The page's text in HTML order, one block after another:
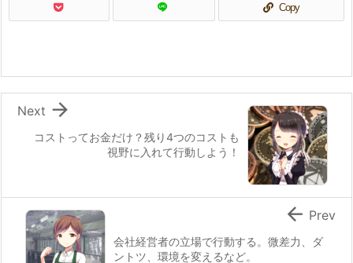
Copy
コストってお金だけ？残り4つのコストも
視野に入れて行動しよう！

Next
会社経営者の立場で行動する。微差力、ダ
ントツ、環境を変えるなど。
 Prev